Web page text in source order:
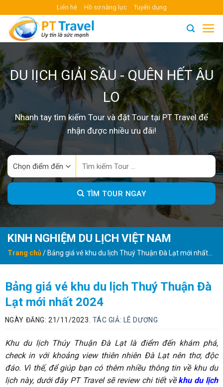
content
Liên hệ Hồ sơ năng lực Tuyển dụng
DU lỊCH GIẢI SẦU - QUÊN HẾT ÂU
LO
Nhanh tay tìm kiếm Tour và đặt Tour tại PT Travel để
nhận được nhiều ưu đãi!
TÌM TOUR NGAY
KINH NGHIỆM DU LỊCH VIỆT NAM
Trang chủ/Bảng giá vé khu du lịch Thuý Thuận Đà Lạt mới nhất
2024
Bảng giá vé khu du lịch Thuý Thuận Đà
Lạt mới nhất 2024
NGÀY ĐĂNG: 21/11/2023. TÁC GIẢ: LÊ DƯƠNG
Khu du lịch Thúy Thuận Đà Lạt là điểm đến khám phá,
check in với khoảng view thiên nhiên Đà Lạt nên thơ, độc
đáo. Vì thế, để giúp bạn có thêm nhiều thông tin về khu du
lịch này, dưới đây PT Travel sẽ review chi tiết vềkhu du lịch